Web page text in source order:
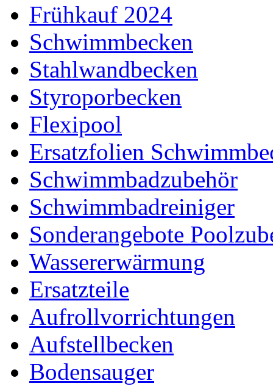
Frühkauf 2024
Schwimmbecken
Stahlwandbecken
Styroporbecken
Flexipool
Ersatzfolien
Schwimmbadzubehör
Schwimmbadreiniger
Sonderangebote
Wassererwärmung
Ersatzteile
Aufrollvorrichtungen
Aufstellbecken
Bodensauger